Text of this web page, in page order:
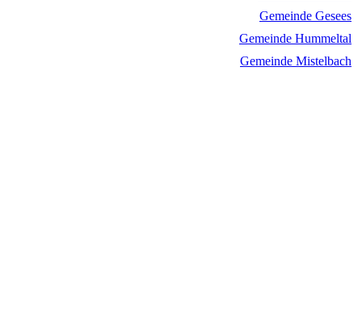
Gemeinde Gesees
Gemeinde Hummeltal
Gemeinde Mistelbach